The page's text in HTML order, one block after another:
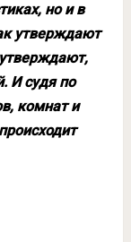
но и в
утверждают
И судя по
комнат и